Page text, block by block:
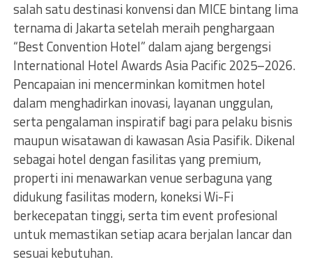
salah satu destinasi konvensi dan MICE bintang lima
ternama di Jakarta setelah meraih penghargaan
“Best Convention Hotel” dalam ajang bergengsi
International Hotel Awards Asia Pacific 2025–2026.
Pencapaian ini mencerminkan komitmen hotel
dalam menghadirkan inovasi, layanan unggulan,
serta pengalaman inspiratif bagi para pelaku bisnis
maupun wisatawan di kawasan Asia Pasifik. Dikenal
sebagai hotel dengan fasilitas yang premium,
properti ini menawarkan venue serbaguna yang
didukung fasilitas modern, koneksi Wi-Fi
berkecepatan tinggi, serta tim event profesional
untuk memastikan setiap acara berjalan lancar dan
sesuai kebutuhan.